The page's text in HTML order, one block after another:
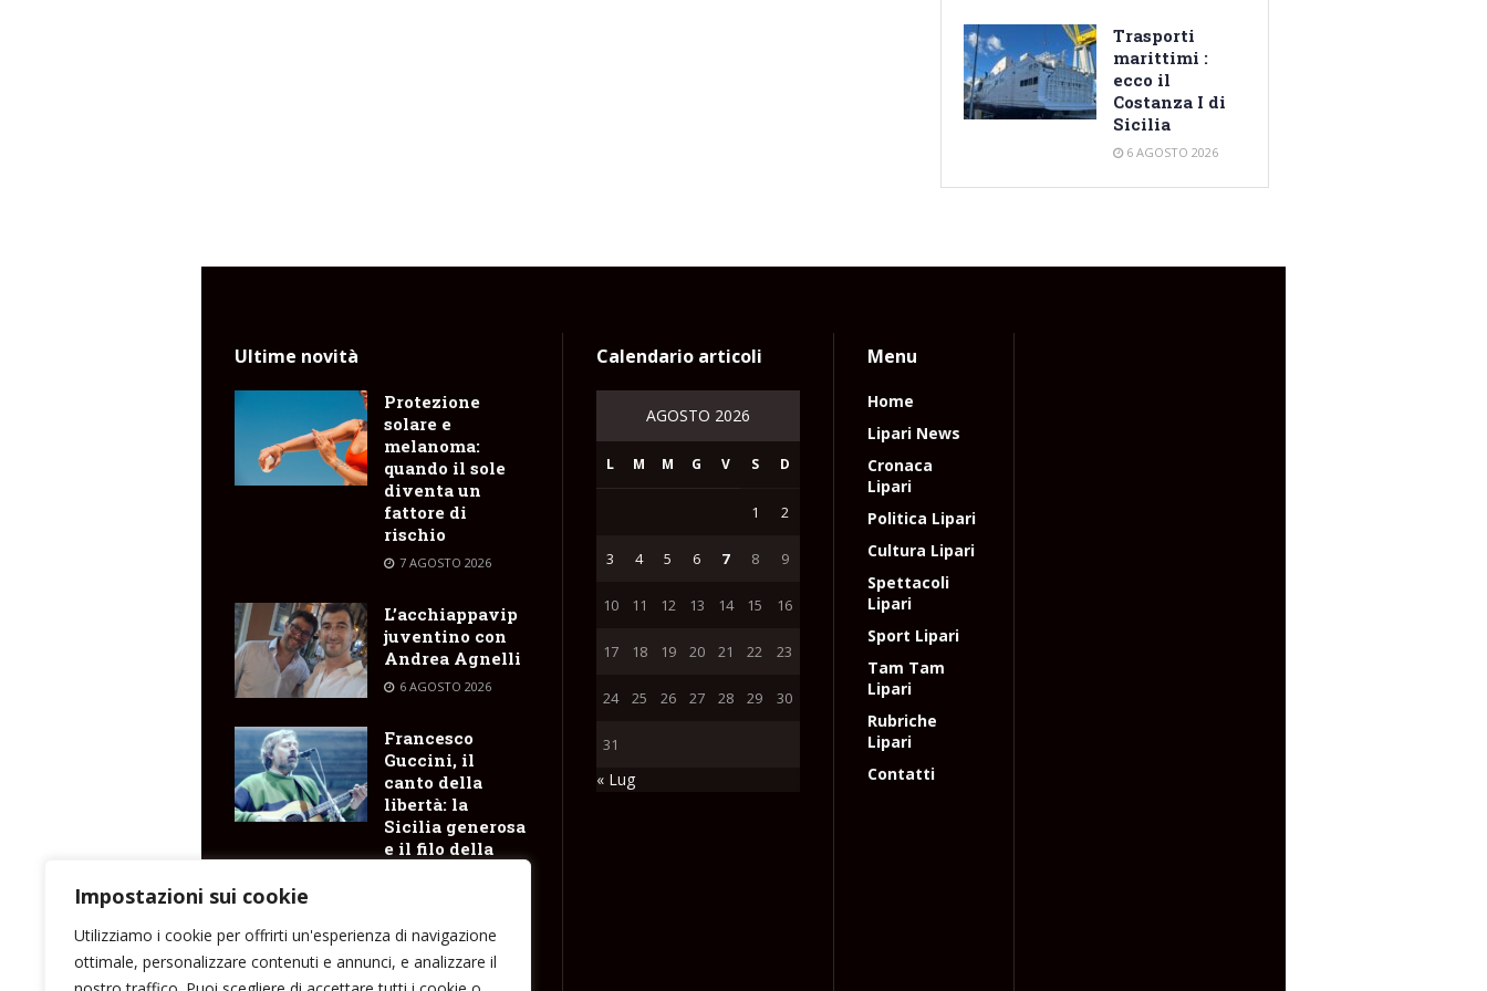
Impostazioni sui cookie
Utilizziamo i cookie per offrirti un'esperienza di navigazione
ottimale, personalizzare contenuti e annunci, e analizzare il
Trasporti
marittimi :
ecco il
Costanza I di
Sicilia
6 AGOSTO 2026
Ultime novità
Protezione
solare e
melanoma:
quando il sole
diventa un
fattore di
rischio
7 AGOSTO 2026
L’acchiappavip
juventino con
Andrea Agnelli
6 AGOSTO 2026
Francesco
Guccini, il
canto della
libertà: la
Sicilia generosa
e il filo della
6 AGOSTO 2026
Calendario articoli
AGOSTO 2026
L M M G V S D
1 2
3 4 5 6 7 8 9
10 11 12 13 14 15 16
17 18 19 20 21 22 23
24 25 26 27 28 29 30
31
« Lug
Menu
Home
Lipari News
Cronaca
Lipari
Politica Lipari
Cultura Lipari
Spettacoli
Lipari
Sport Lipari
Tam Tam
Lipari
Rubriche
Lipari
Contatti